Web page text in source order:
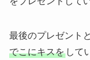
最後のプレゼント
でこにキスをして